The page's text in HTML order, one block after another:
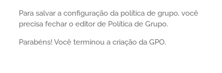
Para salvar a configuração da política de grupo, você
precisa fechar o editor de Política de Grupo.
Parabéns! Você terminou a criação da GPO.